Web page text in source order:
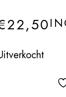
22,50